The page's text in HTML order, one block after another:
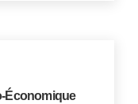
Économique